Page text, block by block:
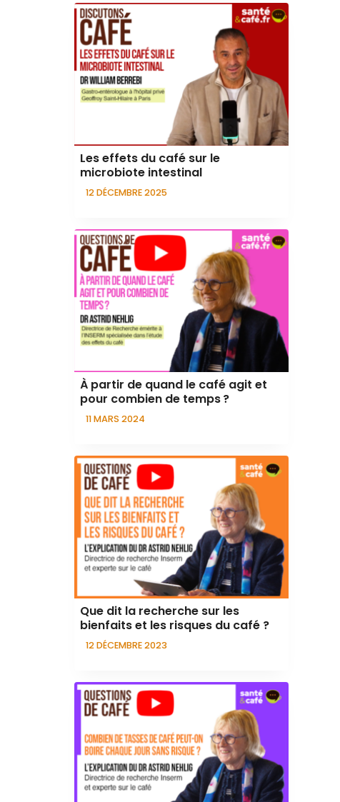
Les effets du café sur le
microbiote intestinal
12 DÉCEMBRE 2025
À partir de quand le café agit et
pour combien de temps ?
11 MARS 2024
Que dit la recherche sur les
bienfaits et les risques du café ?
12 DÉCEMBRE 2023